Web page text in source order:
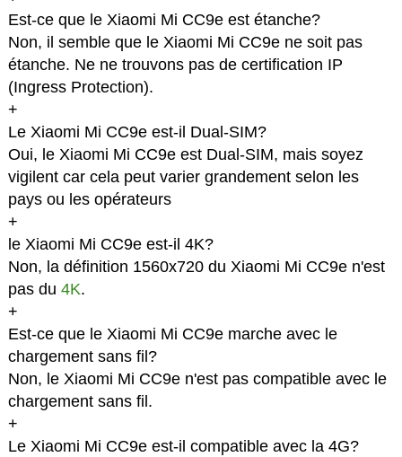
Est-ce que le Xiaomi Mi CC9e est étanche?
Non, il semble que le Xiaomi Mi CC9e ne soit pas
étanche. Ne ne trouvons pas de certification IP
(Ingress Protection).
+
Le Xiaomi Mi CC9e est-il Dual-SIM?
Oui, le Xiaomi Mi CC9e est Dual-SIM, mais soyez
vigilent car cela peut varier grandement selon les
pays ou les opérateurs
+
le Xiaomi Mi CC9e est-il 4K?
Non, la définition 1560x720 du Xiaomi Mi CC9e n'est
pas du 4K.
+
Est-ce que le Xiaomi Mi CC9e marche avec le
chargement sans fil?
Non, le Xiaomi Mi CC9e n'est pas compatible avec le
chargement sans fil.
+
Le Xiaomi Mi CC9e est-il compatible avec la 4G?